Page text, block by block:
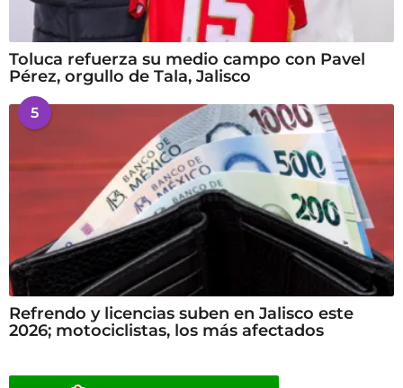
Toluca refuerza su medio campo con Pavel
Pérez, orgullo de Tala, Jalisco
5
Refrendo y licencias suben en Jalisco este
2026; motociclistas, los más afectados